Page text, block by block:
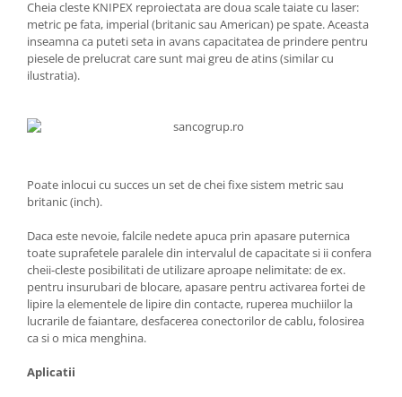
Cheia cleste KNIPEX reproiectata are doua scale taiate cu laser:
metric pe fata, imperial (britanic sau American) pe spate. Aceasta
inseamna ca puteti seta in avans capacitatea de prindere pentru
piesele de prelucrat care sunt mai greu de atins (similar cu
ilustratia).
Poate inlocui cu succes un set de chei fixe sistem metric sau
britanic (inch).
Daca este nevoie, falcile nedete apuca prin apasare puternica
toate suprafetele paralele din intervalul de capacitate si ii confera
cheii-cleste posibilitati de utilizare aproape nelimitate: de ex.
pentru insurubari de blocare, apasare pentru activarea fortei de
lipire la elementele de lipire din contacte, ruperea muchiilor la
lucrarile de faiantare, desfacerea conectorilor de cablu, folosirea
ca si o mica menghina.
Aplicatii